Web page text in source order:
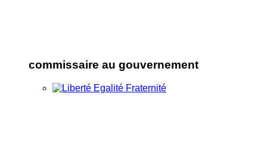
commissaire au gouvernement